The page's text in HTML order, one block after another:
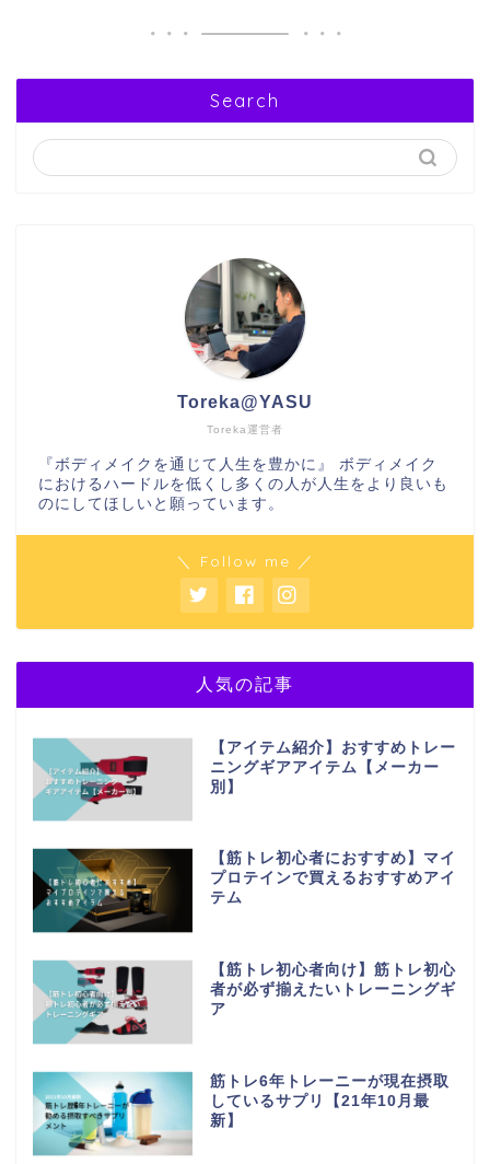
Search
Toreka運営者
Toreka@YASU
『ボディメイクを通じて人生を豊かに』 ボディメイク
におけるハードルを低くし多くの人が人生をより良いも
のにしてほしいと願っています。
＼ Follow me ／
人気の記事
【アイテム紹介】おすすめトレー
ニングギアアイテム【メーカー
別】
【筋トレ初心者におすすめ】マイ
プロテインで買えるおすすめアイ
テム
【筋トレ初心者向け】筋トレ初心
者が必ず揃えたいトレーニングギ
ア
筋トレ6年トレーニーが現在摂取
しているサプリ【21年10月最
新】